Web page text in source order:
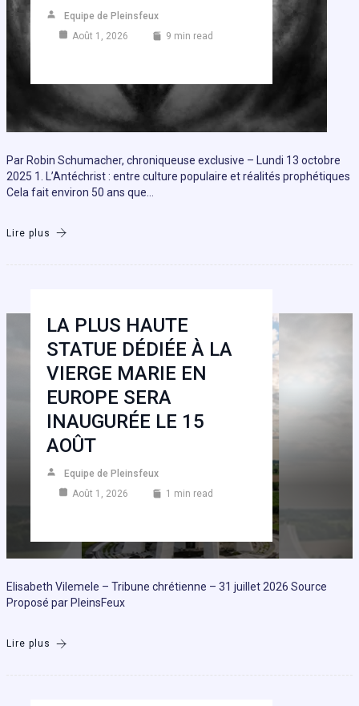
Equipe de Pleinsfeux
Août 1, 2026
9 min read
Par Robin Schumacher, chroniqueuse exclusive – Lundi 13 octobre
2025 1. L’Antéchrist : entre culture populaire et réalités prophétiques
Cela fait environ 50 ans que…
Lire plus
LA PLUS HAUTE
STATUE DÉDIÉE À LA
VIERGE MARIE EN
EUROPE SERA
INAUGURÉE LE 15
AOÛT
Equipe de Pleinsfeux
Août 1, 2026
1 min read
Elisabeth Vilemele – Tribune chrétienne – 31 juillet 2026 Source
Proposé par PleinsFeux
Lire plus